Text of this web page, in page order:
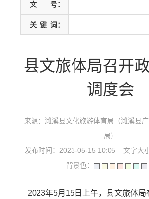
文 号：
关 键 词：
县文旅体局召开
调度会
来源：濉溪县文化旅游体育局（濉溪县
局）
发布时间：2023-05-15 10:05
文字大
背景色：
2023年5月15日上午，县文旅体局